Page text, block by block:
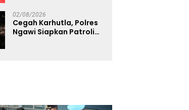
Polri Dukung Prestasi
Atlet Nasional
02/08/2026
Cegah Karhutla, Polres
Ngawi Siapkan Patroli